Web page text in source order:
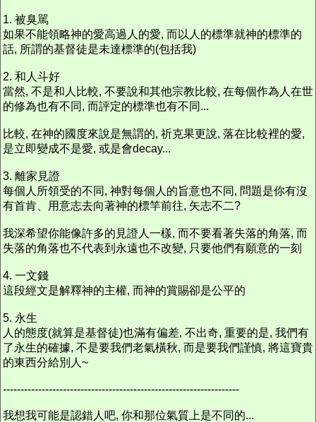
1. 被臭駡
如果不能領略神的愛高過人的愛, 而以人的標準就神的標準的
話, 所謂的基督徒是未達標準的(包括我)
2. 和人斗好
當然, 不是和人比較, 不要說和其他宗教比較, 在每個作為人在世
的修為也有不同, 而評定的標準也有不同...
比較, 在神的國度來說是無謂的, 祈克果更說, 落在比較裡的愛,
是立即變成不是愛, 或是會decay...
3. 離家見證
每個人所領受的不同, 神對每個人的旨意也不同, 問題是你有沒
有首肯、用意志去向著神的標竿前往, 矢志不二?
我深希望你能像許多的見證人一樣, 而不要看著失落的角落, 而
失落的角落也不代表到永遠也不改變, 只要他們有願意的一刻
4. 一文錢
這段經文是解釋神的主權, 而神的賞賜卻是公平的
5. 永生
人的態度(就算是基督徒)也滿有偏差, 不出奇, 重要的是, 我們有
了永生的確據, 不是要我們老氣橫秋, 而是要我們謹慎, 將這寶貴
的東西分給別人~
-------------------------------------------------------------------
我想我可能是認錯人吧, 你和那位氣質上是不同的...